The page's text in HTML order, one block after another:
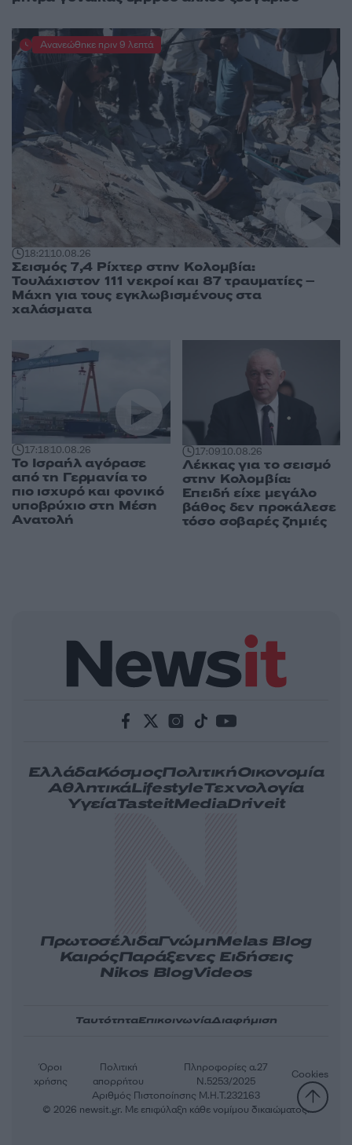
18:2110.08.26
Σεισμός 7,4 Ρίχτερ στην Κολομβία:
Τουλάχιστον 111 νεκροί και 87 τραυματίες –
Μάχη για τους εγκλωβισμένους στα
χαλάσματα
Ανανεώθηκε πριν 9 λεπτά
17:1810.08.26
Το Ισραήλ αγόρασε
από τη Γερμανία το
πιο ισχυρό και φονικό
υποβρύχιο στη Μέση
Ανατολή
17:0910.08.26
Λέκκας για το σεισμό
στην Κολομβία:
Επειδή είχε μεγάλο
βάθος δεν προκάλεσε
τόσο σοβαρές ζημιές
ΕλλάδαΚόσμοςΠολιτικήΟικονομία
ΑθλητικάLifestyleΤεχνολογία
ΥγείαTasteitMediaDriveit
ΠρωτοσέλιδαΓνώμηMelas Blog
ΚαιρόςΠαράξενες Ειδήσεις
Nikos BlogVideos
ΤαυτότηταΕπικοινωνίαΔιαφήμιση
Αριθμός Πιστοποίησης Μ.Η.Τ.232163
Όροι
χρήσης
Πολιτική
απορρήτου
Πληροφορίες α.27
Ν.5253/2025
Cookies
© 2026 newsit.gr. Με επιφύλαξη κάθε νομίμου δικαιώματος.